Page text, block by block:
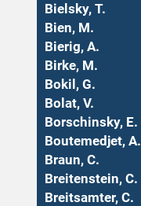
Bielsky, T.
Bien, M.
Bierig, A.
Birke, M.
Bokil, G.
Bolat, V.
Borschinsky, E.
Boutemedjet, A.
Braun, C.
Breitenstein, C.
Breitsamter, C.